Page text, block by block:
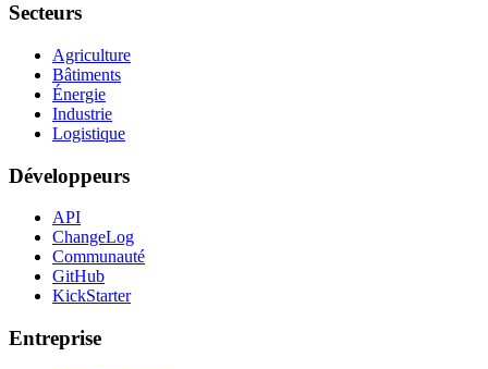
Secteurs
Agriculture
Bâtiments
Énergie
Industrie
Logistique
Développeurs
API
ChangeLog
Communauté
GitHub
KickStarter
Entreprise